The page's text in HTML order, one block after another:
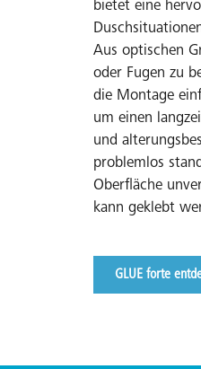
bietet eine
Aus optischen
oder Fugen zu
die Montage
um einen
und
problemlos
Oberfläche
kann geklebt
GLUE forte